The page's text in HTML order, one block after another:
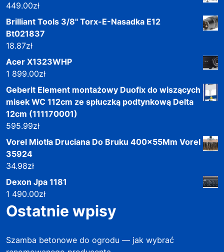
449.00zł
Brilliant Tools 3/8" Torx-E-Nasadka E12
Bt021837
18.87zł
Acer X1323WHP
1 899.00zł
Geberit Element montażowy Duofix do wiszących
misek WC 112cm ze spłuczką podtynkową Delta
12cm (111170001)
595.99zł
Vorel Miotła Druciana Do Bruku 400x55Mm Vorel
35924
34.98zł
Dexon Jpa 1181
1 490.00zł
Ostatnie wpisy
Szamba betonowe do ogrodu — jak wybrać